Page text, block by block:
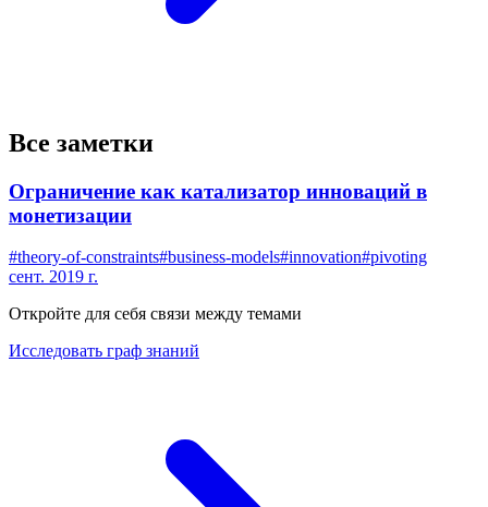
Все заметки
Ограничение как катализатор инноваций в
монетизации
#theory-of-constraints#business-models#innovation#pivoting
сент. 2019 г.
Откройте для себя связи между темами
Исследовать граф знаний